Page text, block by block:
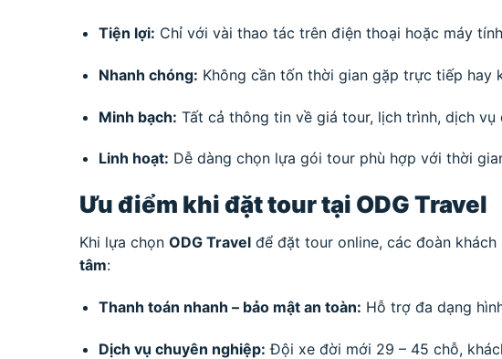
Tiện lợi: Chỉ với vài thao tác trên điện thoại hoặc máy
Nhanh chóng: Không cần tốn thời gian gặp trực tiếp
Minh bạch: Tất cả thông tin về giá tour, lịch trình, dịch
Linh hoạt: Dễ dàng chọn lựa gói tour phù hợp với thời
Ưu điểm khi đặt tour tại ODG Travel
Khi lựa chọn ODG Travel để đặt tour online, các đoàn
tâm:
Thanh toán nhanh – bảo mật an toàn: Hỗ trợ đa dạng
Dịch vụ chuyên nghiệp: Đội xe đời mới 29 – 45 chỗ,